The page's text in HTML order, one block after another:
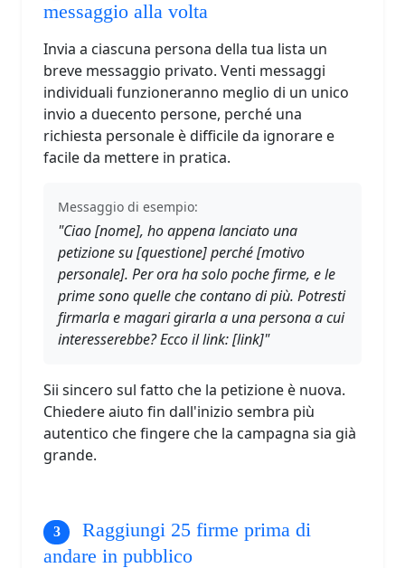
messaggio alla volta
Invia a ciascuna persona della tua lista un
breve messaggio privato. Venti messaggi
individuali funzioneranno meglio di un unico
invio a duecento persone, perché una
richiesta personale è difficile da ignorare e
facile da mettere in pratica.
Messaggio di esempio:
"Ciao [nome], ho appena lanciato una
petizione su [questione] perché [motivo
personale]. Per ora ha solo poche firme, e le
prime sono quelle che contano di più. Potresti
firmarla e magari girarla a una persona a cui
interesserebbe? Ecco il link: [link]"
Sii sincero sul fatto che la petizione è nuova.
Chiedere aiuto fin dall'inizio sembra più
autentico che fingere che la campagna sia già
grande.
Raggiungi 25 firme prima di
andare in pubblico